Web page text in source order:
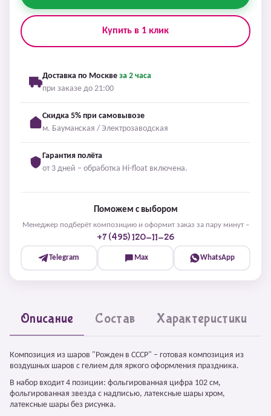
Купить в 1 клик
Доставка по Москве за 2 часа
при заказе до 21:00
Скидка 5% при самовывозе
м. Бауманская / Электрозаводская
Гарантия полёта
от 3 дней – обработка Hi-float включена.
Поможем с выбором
Менеджер подберёт композицию и оформит заказ за пару минут –
+7 (495) 120-11-26
Telegram Max WhatsApp
Описание Состав Характеристики
Композиция из шаров "Рожден в СССР" – готовая композиция из
воздушных шаров с гелием для яркого оформления праздника.
В набор входит 4 позиции: фольгированная цифра 102 см,
фольгированная звезда с надписью, латексные шары хром,
латексные шары без рисунка.